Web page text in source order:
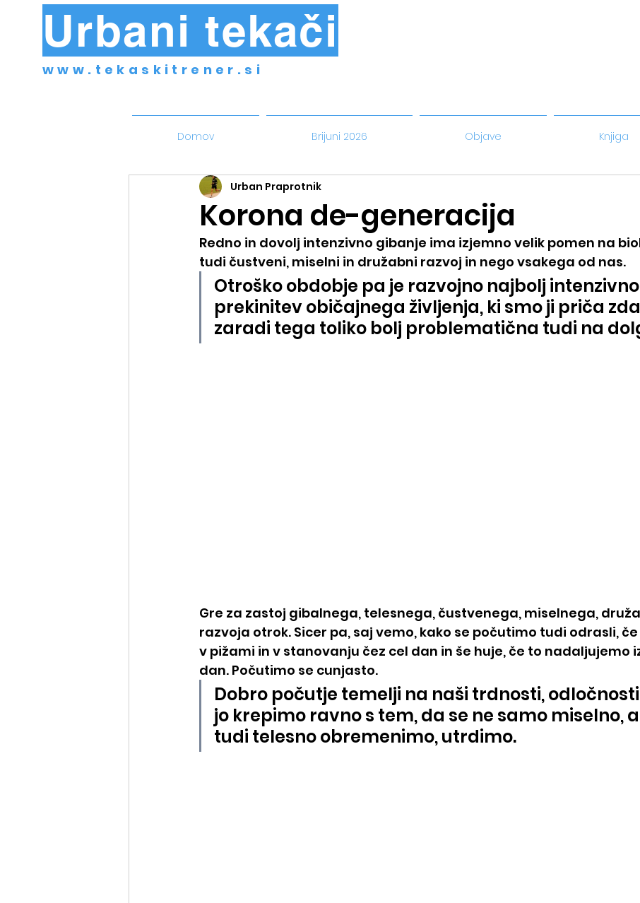
Urbani tekači
www.tekaskitrener.si
Domov Brijuni 2026 Objave Knjiga
Korona de-generacija
Urban Praprotnik
Redno in dovolj intenzivno gibanje ima izjemno velik pomen na
tudi čustveni, miselni in družabni razvoj in nego vsakega od nas.
Otroško obdobje pa je razvojno najbolj
prekinitev običajnega življenja, ki smo ji priča
zaradi tega toliko bolj problematična tudi na
Gre za zastoj gibalnega, telesnega, čustvenega, miselnega,
razvoja otrok. Sicer pa, saj vemo, kako se počutimo tudi odrasli,
v pižami in v stanovanju čez cel dan in še huje, če to nadaljujemo
dan. Počutimo se cunjasto.
Dobro počutje temelji na naši trdnosti,
jo krepimo ravno s tem, da se ne samo miselno,
tudi telesno obremenimo, utrdimo.